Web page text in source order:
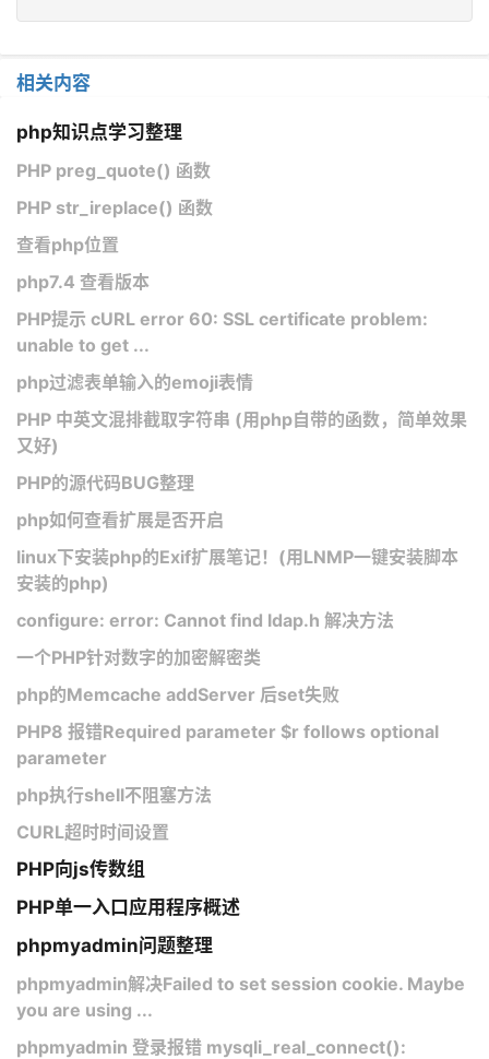
相关内容
php知识点学习整理
PHP preg_quote() 函数
PHP str_ireplace() 函数
查看php位置
php7.4 查看版本
PHP提示 cURL error 60: SSL certificate problem:
unable to get ...
php过滤表单输入的emoji表情
PHP 中英文混排截取字符串 (用php自带的函数，简单效果
又好)
PHP的源代码BUG整理
php如何查看扩展是否开启
linux下安装php的Exif扩展笔记！(用LNMP一键安装脚本
安装的php)
configure: error: Cannot find ldap.h 解决方法
一个PHP针对数字的加密解密类
php的Memcache addServer 后set失败
PHP8 报错Required parameter $r follows optional
parameter
php执行shell不阻塞方法
CURL超时时间设置
PHP向js传数组
PHP单一入口应用程序概述
phpmyadmin问题整理
phpmyadmin解决Failed to set session cookie. Maybe
you are using ...
phpmyadmin 登录报错 mysqli_real_connect():